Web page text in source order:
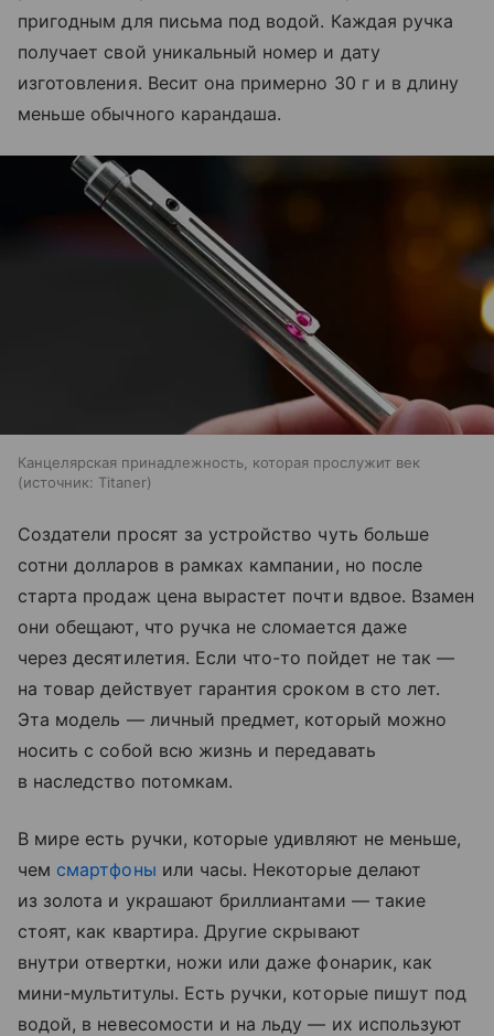
пригодным для письма под водой. Каждая ручка
получает свой уникальный номер и дату
изготовления. Весит она примерно 30 г и в длину
меньше обычного карандаша.
Канцелярская принадлежность, которая прослужит век
источник: Titaner
Создатели просят за устройство чуть больше
сотни долларов в рамках кампании, но после
старта продаж цена вырастет почти вдвое. Взамен
они обещают, что ручка не сломается даже
через десятилетия. Если что-то пойдет не так —
на товар действует гарантия сроком в сто лет.
Эта модель — личный предмет, который можно
носить с собой всю жизнь и передавать
в наследство потомкам.
В мире есть ручки, которые удивляют не меньше,
чем смартфоны или часы. Некоторые делают
из золота и украшают бриллиантами — такие
стоят, как квартира. Другие скрывают
внутри отвертки, ножи или даже фонарик, как
мини-мультитулы. Есть ручки, которые пишут под
водой, в невесомости и на льду — их используют